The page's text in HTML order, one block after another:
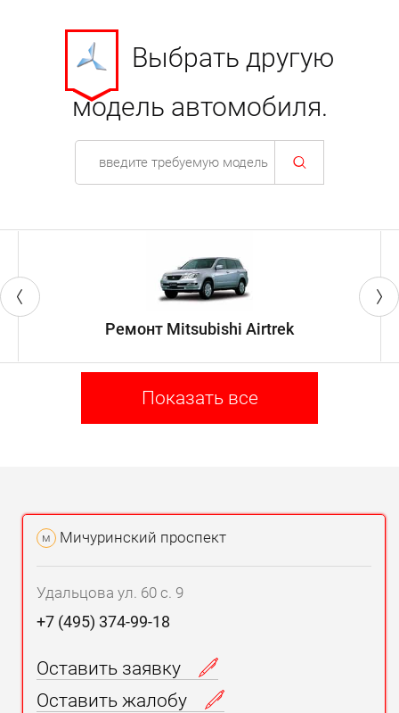
Выбрать другую
модель автомобиля.
Ремонт Mitsubishi Airtrek
Показать все
м Мичуринский проспект
Удальцова ул. 60 с. 9
+7 (495) 374-99-18
Оставить заявку
Оставить жалобу